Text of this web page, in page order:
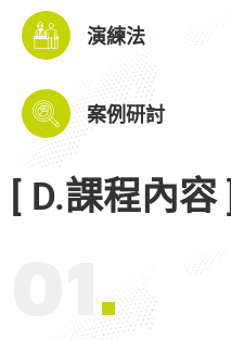
演練法
案例研討
[ D.課程內容 ]